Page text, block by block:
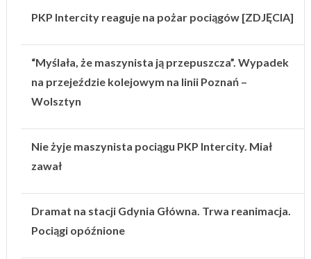
PKP Intercity reaguje na pożar pociągów [ZDJĘCIA]
“Myślała, że maszynista ją przepuszcza”. Wypadek
na przejeździe kolejowym na linii Poznań –
Wolsztyn
Nie żyje maszynista pociągu PKP Intercity. Miał
zawał
Dramat na stacji Gdynia Główna. Trwa reanimacja.
Pociągi opóźnione